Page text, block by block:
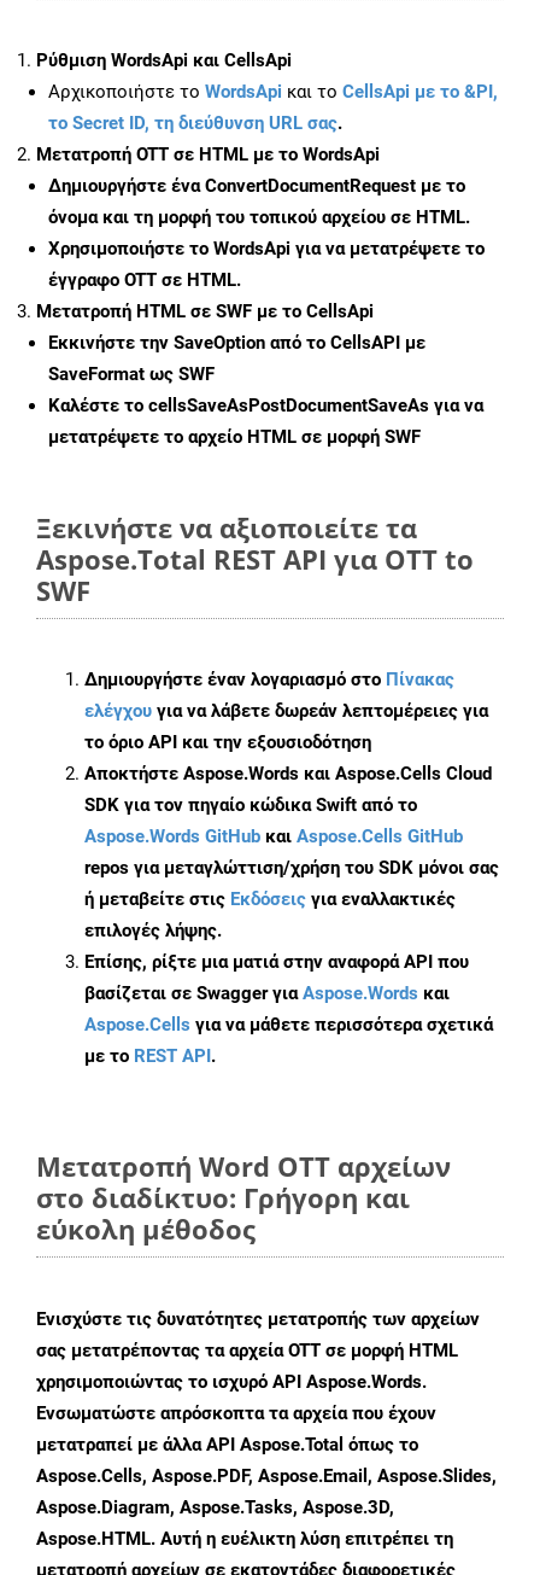
Ρύθμιση WordsApi και CellsApi
Αρχικοποιήστε το WordsApi και το CellsApi με το &PI,
το Secret ID, τη διεύθυνση URL σας.
Μετατροπή OTT σε HTML με το WordsApi
Δημιουργήστε έναConvertDocumentRequest με το
όνομα και τη μορφή του τοπικού αρχείου σε HTML.
Χρησιμοποιήστε το WordsApi για να μετατρέψετε το
έγγραφο OTT σε HTML.
Μετατροπή HTML σε SWF με το CellsApi
Εκκινήστε την SaveOption από το CellsAPI με
SaveFormat ως SWF
Καλέστε το cellsSaveAsPostDocumentSaveAs για να
μετατρέψετε το αρχείο HTML σε μορφή SWF
Ξεκινήστε να αξιοποιείτε τα
Aspose.Total REST API για OTT to
SWF
Δημιουργήστε έναν λογαριασμό στο Πίνακας
ελέγχου για να λάβετε δωρεάν λεπτομέρειες για
το όριο API και την εξουσιοδότηση
Αποκτήστε Aspose.Words και Aspose.Cells Cloud
SDK για τον πηγαίο κώδικα Swift από το
Aspose.Words GitHub και Aspose.Cells GitHub
repos για μεταγλώττιση/χρήση του SDK μόνοι σας
ή μεταβείτε στις Εκδόσεις για εναλλακτικές
επιλογές λήψης.
Επίσης, ρίξτε μια ματιά στην αναφορά API που
βασίζεται σε Swagger γιαAspose.Words και
Aspose.Cells για να μάθετε περισσότερα σχετικά
με το REST API.
Μετατροπή Word OTT αρχείων
στο διαδίκτυο: Γρήγορη και
εύκολη μέθοδος
Ενισχύστε τις δυνατότητες μετατροπής των αρχείων
σας μετατρέποντας τα αρχεία OTT σε μορφή HTML
χρησιμοποιώντας το ισχυρό API Aspose.Words.
Ενσωματώστε απρόσκοπτα τα αρχεία που έχουν
μετατραπεί με άλλα API Aspose.Total όπως το
Aspose.Cells, Aspose.PDF, Aspose.Email, Aspose.Slides,
Aspose.Diagram, Aspose.Tasks, Aspose.3D,
Aspose.HTML. Αυτή η ευέλικτη λύση επιτρέπει τη
μετατροπή αρχείων σε εκατοντάδες διαφορετικές